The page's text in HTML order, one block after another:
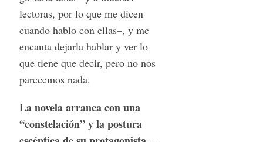
lectoras, por lo que me dicen
cuando hablo con ellas–, y me
encanta dejarla hablar y ver lo
que tiene que decir, pero no nos
parecemos nada.
La novela arranca con una
“constelación” y la postura